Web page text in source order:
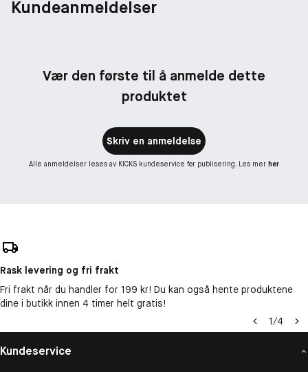
Kundeanmeldelser
Vær den første til å anmelde dette
produktet
Skriv en anmeldelse
Alle anmeldelser leses av KICKS kundeservice før publisering. Les mer her
Rask levering og fri frakt
Fri frakt når du handler for 199 kr! Du kan også hente produktene
dine i butikk innen 4 timer helt gratis!
1/4
Kundeservice